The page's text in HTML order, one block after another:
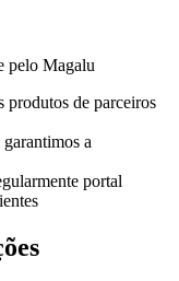
pelo Magalu
produtos de parceiros
a
portal